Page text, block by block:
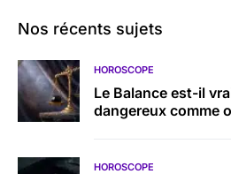
Nos récents sujets
HOROSCOPE
Le Balance est-il
dangereux comme
HOROSCOPE